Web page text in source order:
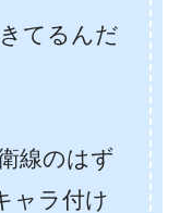
てるんだ
線のはず
ャラ付け